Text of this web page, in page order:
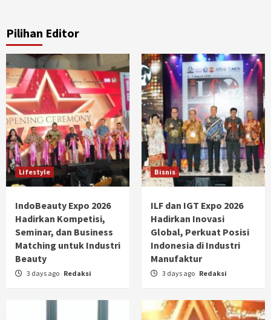
Pilihan Editor
Lifestyle
IndoBeauty Expo 2026
Hadirkan Kompetisi,
Seminar, dan Business
Matching untuk Industri
Beauty
3 days ago Redaksi
Bisnis
ILF dan IGT Expo 2026
Hadirkan Inovasi
Global, Perkuat Posisi
Indonesia di Industri
Manufaktur
3 days ago Redaksi